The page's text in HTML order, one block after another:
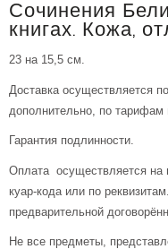
Сочинения
книгах. Кожа,
23 на 15,5 см.
Доставка осуществляется
дополнительно, по тарифам
Гарантия подлинности.
Оплата осуществляется на
куар-кода или по
предварительной
Не все предметы,